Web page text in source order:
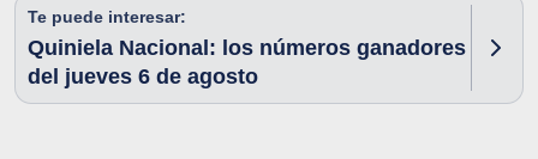
Te puede interesar:
Quiniela Nacional: los números ganadores
del jueves 6 de agosto